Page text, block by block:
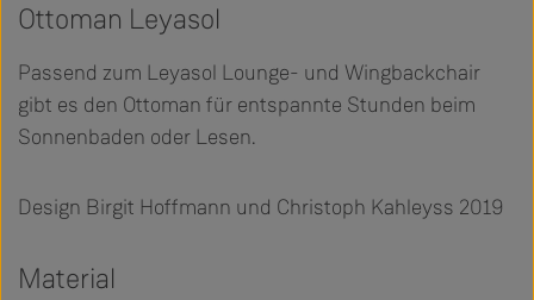
Ottoman Leyasol
Passend zum Leyasol Lounge- und Wingbackchair
gibt es den Ottoman für entspannte Stunden beim
Sonnenbaden oder Lesen.
Design Birgit Hoffmann und Christoph Kahleyss 2019
Material